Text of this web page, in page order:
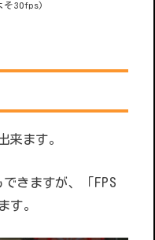
そ30fps)
来ます。
きますが、「FPS
す。